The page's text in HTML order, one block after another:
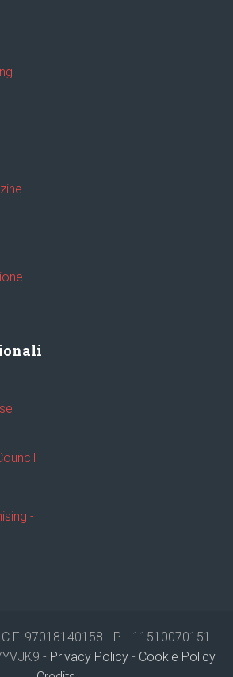
97018140158 - P.I. 11510070151 -
- Privacy Policy- Cookie Policy|